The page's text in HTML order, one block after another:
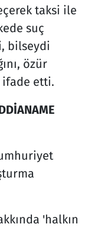
taksi ile
suç
bilseydi
özür
etti.
'halkın